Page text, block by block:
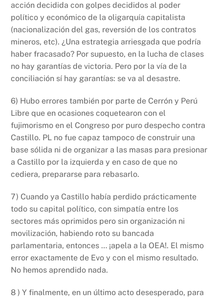
acción decidida con golpes decididos al poder
político y económico de la oligarquía capitalista
(nacionalización del gas, reversión de los contratos
mineros, etc). ¿Una estrategia arriesgada que podría
haber fracasado? Por supuesto, en la lucha de clases
no hay garantías de victoria. Pero por la vía de la
conciliación sí hay garantías: se va al desastre.
6) Hubo errores también por parte de Cerrón y Perú
Libre que en ocasiones coquetearon con el
fujimorismo en el Congreso por puro despecho contra
Castillo. PL no fue capaz tampoco de construir una
base sólida ni de organizar a las masas para presionar
a Castillo por la izquierda y en caso de que no
cediera, prepararse para rebasarlo.
7) Cuando ya Castillo había perdido prácticamente
todo su capital político, con simpatía entre los
sectores más oprimidos pero sin organización ni
movilización, habiendo roto su bancada
parlamentaria, entonces … ¡apela a la OEA!. El mismo
error exactamente de Evo y con el mismo resultado.
No hemos aprendido nada.
8 ) Y finalmente, en un último acto desesperado, para